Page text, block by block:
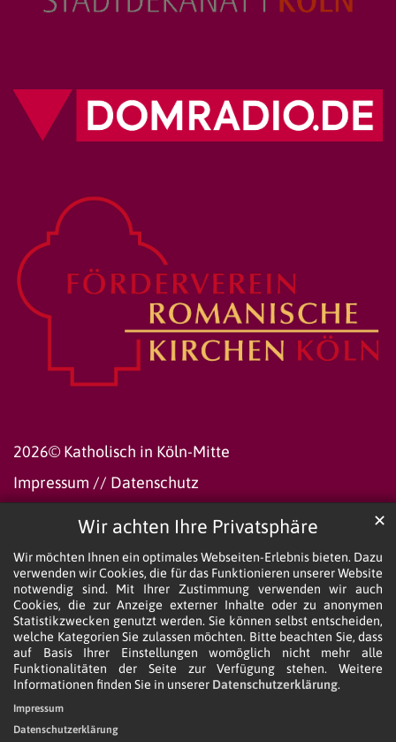
Wir achten Ihre Privatsphäre
Wir möchten Ihnen ein optimales Webseiten-Erlebnis bieten. Dazu
verwenden wir Cookies, die für das Funktionieren unserer Website
notwendig sind. Mit Ihrer Zustimmung verwenden wir auch
Cookies, die zur Anzeige externer Inhalte oder zu anonymen
Statistikzwecken genutzt werden. Sie können selbst entscheiden,
welche Kategorien Sie zulassen möchten. Bitte beachten Sie, dass
auf Basis Ihrer Einstellungen womöglich nicht mehr alle
Funktionalitäten der Seite zur Verfügung stehen. Weitere
Informationen finden Sie in unserer Datenschutzerklärung.
✕
Impressum
Datenschutzerklärung
2026© Katholisch in Köln-Mitte
Impressum // Datenschutz